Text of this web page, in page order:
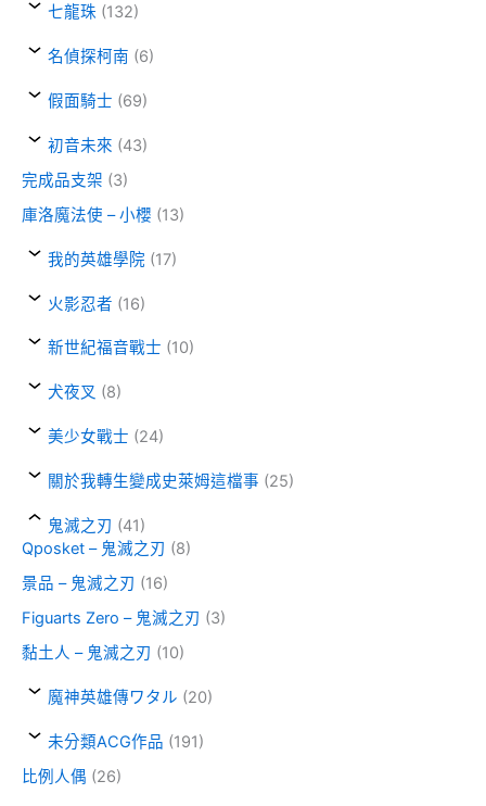
七龍珠 (132)
名偵探柯南 (6)
假面騎士 (69)
初音未來 (43)
完成品支架 (3)
庫洛魔法使 – 小櫻 (13)
我的英雄學院 (17)
火影忍者 (16)
新世紀福音戰士 (10)
犬夜叉 (8)
美少女戰士 (24)
關於我轉生變成史萊姆這檔事 (25)
鬼滅之刃 (41)
Qposket – 鬼滅之刃 (8)
景品 – 鬼滅之刃 (16)
Figuarts Zero – 鬼滅之刃 (3)
黏土人 – 鬼滅之刃 (10)
魔神英雄傳ワタル (20)
未分類ACG作品 (191)
比例人偶 (26)